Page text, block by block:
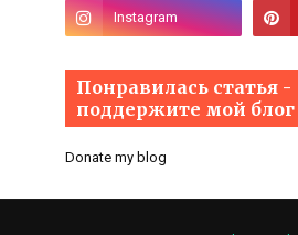
Понравилась статья -
поддержите мой блог
Donate my blog